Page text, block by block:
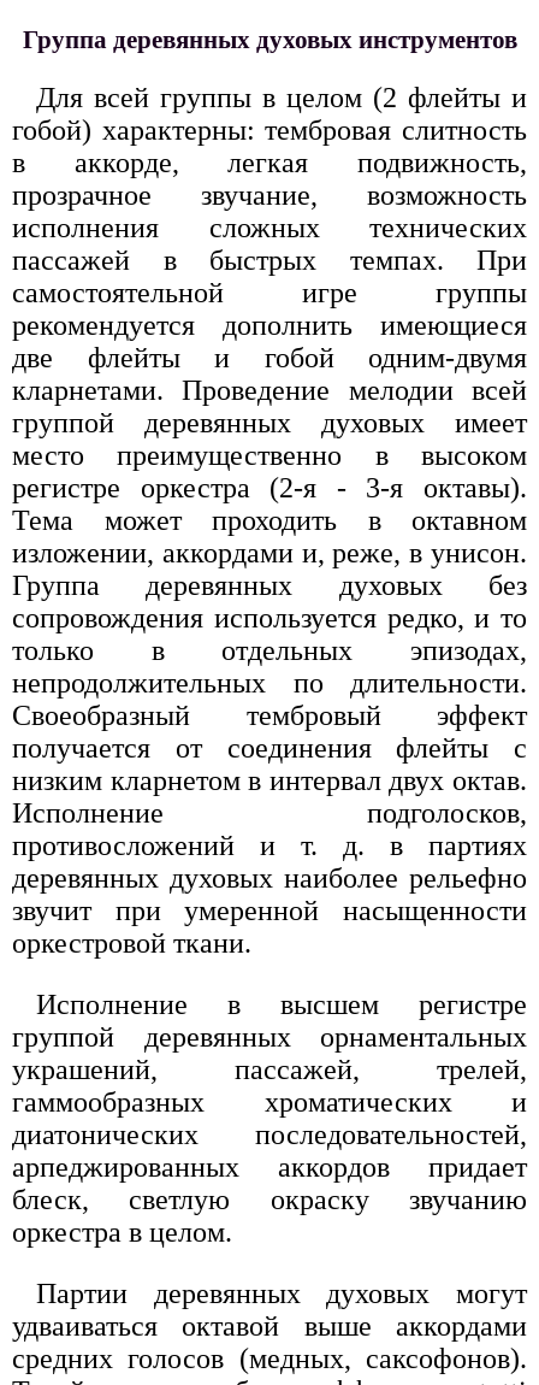
Группа деревянных духовых инструментов
Для всей группы в целом (2 флейты и
гобой) характерны: тембровая слитность
в аккорде, легкая подвижность,
прозрачное звучание, возможность
исполнения сложных технических
пассажей в быстрых темпах. При
самостоятельной игре группы
рекомендуется дополнить имеющиеся
две флейты и гобой одним-двумя
кларнетами. Проведение мелодии всей
группой деревянных духовых имеет
место преимущественно в высоком
регистре оркестра (2-я - 3-я октавы).
Тема может проходить в октавном
изложении, аккордами и, реже, в унисон.
Группа деревянных духовых без
сопровождения используется редко, и то
только в отдельных эпизодах,
непродолжительных по длительности.
Своеобразный тембровый эффект
получается от соединения флейты с
низким кларнетом в интервал двух октав.
Исполнение подголосков,
противосложений и т. д. в партиях
деревянных духовых наиболее рельефно
звучит при умеренной насыщенности
оркестровой ткани.
Исполнение в высшем регистре
группой деревянных орнаментальных
украшений, пассажей, трелей,
гаммообразных хроматических и
диатонических последовательностей,
арпеджированных аккордов придает
блеск, светлую окраску звучанию
оркестра в целом.
Партии деревянных духовых могут
удваиваться октавой выше аккордами
средних голосов (медных, саксофонов).